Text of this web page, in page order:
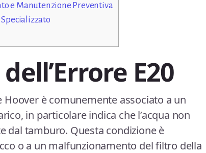
e Manutenzione Preventiva
E20
Hoover è comunemente associato a un
in particolare indica che l’acqua non
dal tamburo. Questa condizione è
o a un malfunzionamento del filtro della